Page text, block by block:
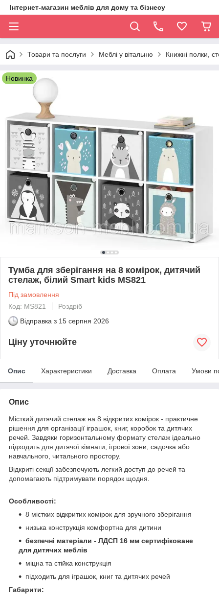
Інтернет-магазин меблів для дому та бізнесу
Товари та послуги Меблі у вітальню Книжні полки,
Новинка
Тумба для зберігання на 8 комірок, дитячий
стелаж, білий Smart kids MS821
Під замовлення
Код: MS821
Роздріб
Відправка з 15 серпня 2026
Ціну уточнюйте
Опис Характеристики Доставка Оплата Умови
Опис
Місткий дитячий стелаж на 8 відкритих комірок - практичне
рішення для організації іграшок, книг, коробок та дитячих
речей. Завдяки горизонтальному формату стелаж ідеально
підходить для дитячої кімнати, ігрової зони, садочка або
навчального, читального простору.
Відкриті секції забезпечують легкий доступ до речей та
допомагають підтримувати порядок щодня.
Особливості:
8 містких відкритих комірок для зручного зберігання
низька конструкція комфортна для дитини
безпечні матеріали - ЛДСП 16 мм сертифіковане
для дитячих меблів
міцна та стійка конструкція
підходить для іграшок, книг та дитячих речей
Габарити: